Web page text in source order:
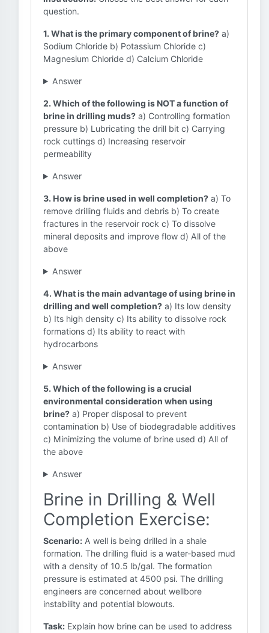
question.
1. What is the primary component of brine? a)
Sodium Chloride b) Potassium Chloride c)
Magnesium Chloride d) Calcium Chloride
Answer
2. Which of the following is NOT a function of
brine in drilling muds? a) Controlling formation
pressure b) Lubricating the drill bit c) Carrying
rock cuttings d) Increasing reservoir
permeability
Answer
3. How is brine used in well completion? a) To
remove drilling fluids and debris b) To create
fractures in the reservoir rock c) To dissolve
mineral deposits and improve flow d) All of the
above
Answer
4. What is the main advantage of using brine in
drilling and well completion? a) Its low density
b) Its high density c) Its ability to dissolve rock
formations d) Its ability to react with
hydrocarbons
Answer
5. Which of the following is a crucial
environmental consideration when using
brine? a) Proper disposal to prevent
contamination b) Use of biodegradable additives
c) Minimizing the volume of brine used d) All of
the above
Answer
Brine in Drilling & Well
Completion Exercise:
Scenario: A well is being drilled in a shale
formation. The drilling fluid is a water-based mud
with a density of 10.5 lb/gal. The formation
pressure is estimated at 4500 psi. The drilling
engineers are concerned about wellbore
instability and potential blowouts.
Task: Explain how brine can be used to address